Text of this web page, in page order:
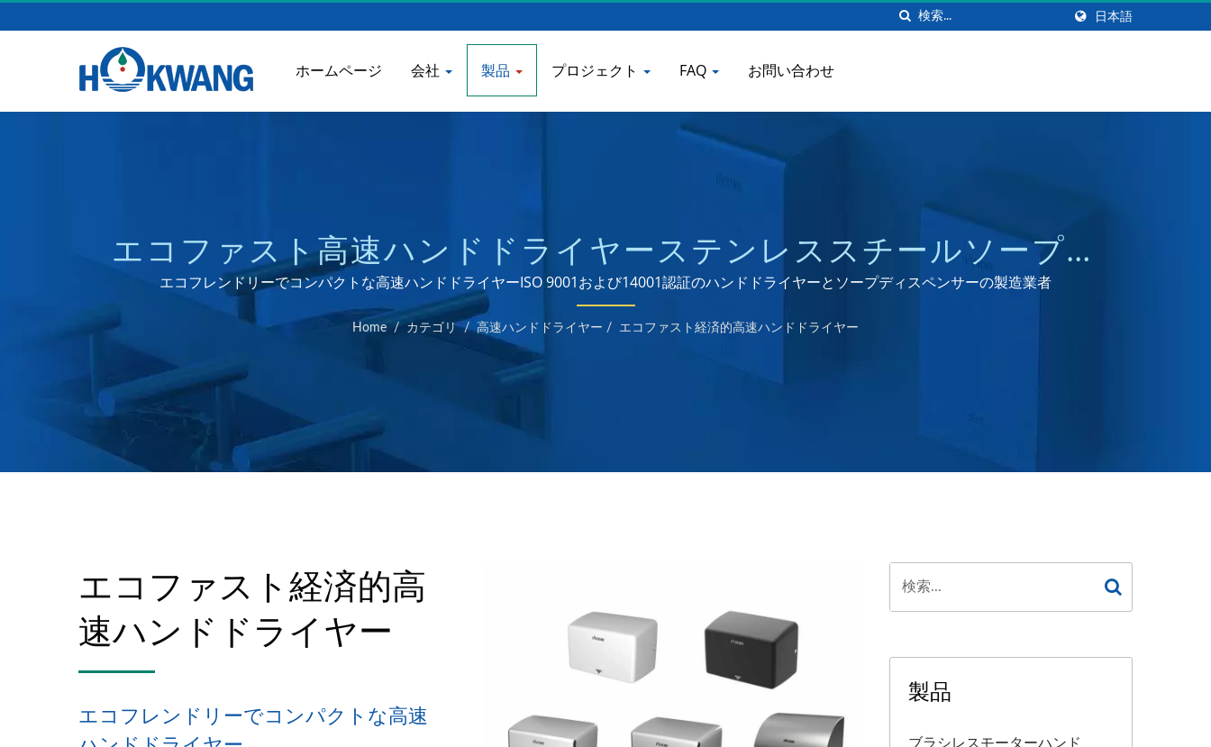
日本語
ホームページ 会社 製品 プロジェクト FAQ お問い合わせ
エコファスト高速ハンドドライヤーステンレススチールソープデ
ィスペンサー製造業者 | HOKWANG
エコフレンドリーでコンパクトな高速ハンドドライヤーISO 9001および14001認証のハンドドライヤーとソープディスペンサーの製造業者
Home / カテゴリ / 高速ハンドドライヤー / エコファスト経済的高速ハンドドライヤー
エコファスト経済的高
速ハンドドライヤー
エコフレンドリーでコンパクトな高速
製品
ブラシレスモーターハンド